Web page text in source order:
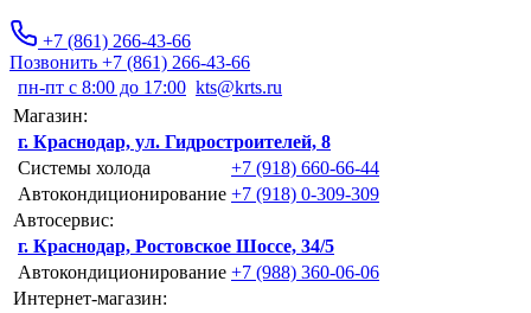
+7 (861) 266-43-66
Позвонить +7 (861) 266-43-66
пн-пт с 8:00 до 17:00 kts@krts.ru
Магазин:
г. Краснодар, ул. Гидростроителей, 8
Системы холода
+7 (918) 660-66-44
Автокондиционирование +7 (918) 0-309-309
Автосервис:
г. Краснодар, Ростовское Шоссе, 34/5
Автокондиционирование +7 (988) 360-06-06
Интернет-магазин: